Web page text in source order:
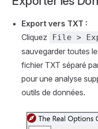
Export vers TXT :
Cliquez
File >
sauvegarder toutes
fichier TXT séparé
pour une analyse
outils de données.